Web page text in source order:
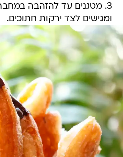
3. מטגנים עד להזהבה
ומגישים לצד ירקות חתוכים.